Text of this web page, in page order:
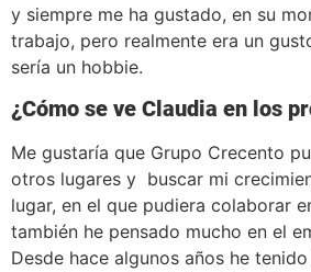
y siempre me ha gustado, en su
trabajo, pero realmente era un
sería un hobbie.
¿Cómo se ve Claudia en los
Me gustaría que Grupo Crecento
otros lugares y buscar mi
lugar, en el que pudiera colaborar
también he pensado mucho en el
Desde hace algunos años he